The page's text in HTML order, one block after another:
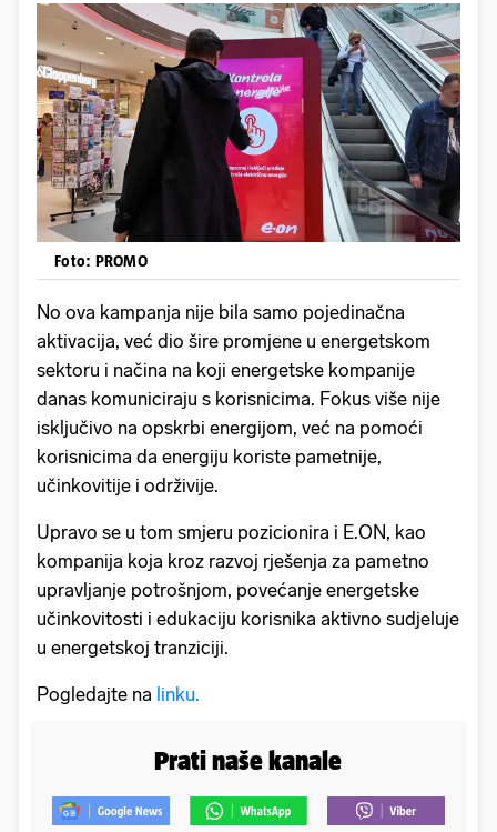
Foto: PROMO
No ova kampanja nije bila samo pojedinačna
aktivacija, već dio šire promjene u energetskom
sektoru i načina na koji energetske kompanije
danas komuniciraju s korisnicima. Fokus više nije
isključivo na opskrbi energijom, već na pomoći
korisnicima da energiju koriste pametnije,
učinkovitije i održivije.
Upravo se u tom smjeru pozicionira i E.ON, kao
kompanija koja kroz razvoj rješenja za pametno
upravljanje potrošnjom, povećanje energetske
učinkovitosti i edukaciju korisnika aktivno sudjeluje
u energetskoj tranziciji.
Pogledajte na linku.
Prati naše kanale